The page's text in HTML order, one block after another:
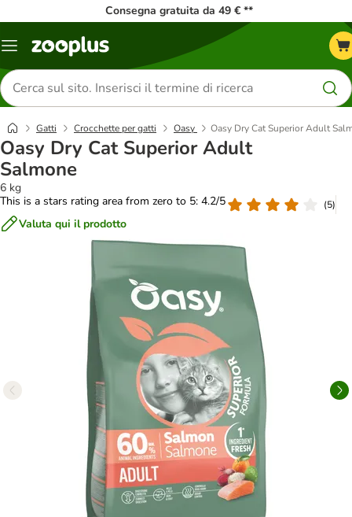
Consegna gratuita da 49 € **
Overview
Cerca
prodotti
Gatti Crocchette per gatti Oasy Oasy Dry Cat Superior Adult
Oasy Dry Cat Superior Adult
Salmone
6 kg
This is a stars rating area from zero to 5: 4.2/5
(5)
Valuta qui il prodotto